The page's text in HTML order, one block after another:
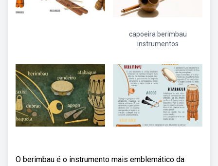
capoeira berimbau
instrumentos
O berimbau é o instrumento mais emblemático da